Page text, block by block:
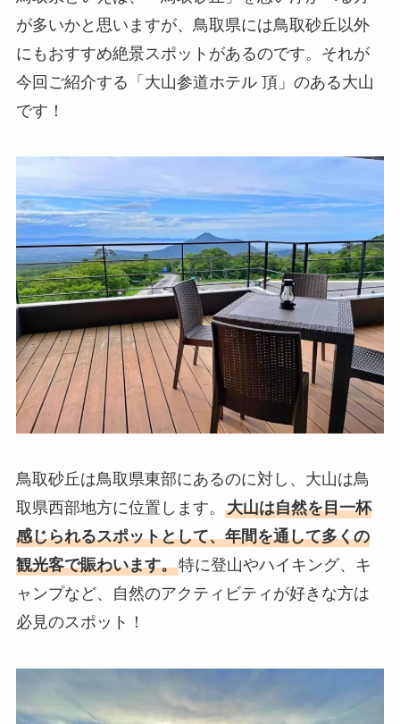
が多いかと思いますが、鳥取県には鳥取砂丘以外
にもおすすめ絶景スポットがあるのです。それが
今回ご紹介する「大山参道ホテル 頂」のある大山
です！
鳥取砂丘は鳥取県東部にあるのに対し、大山は鳥
取県西部地方に位置します。 大山は自然を目一杯
感じられるスポットとして、年間を通して多くの
観光客で賑わいます。特に登山やハイキング、キ
ャンプなど、自然のアクティビティが好きな方は
必見のスポット！